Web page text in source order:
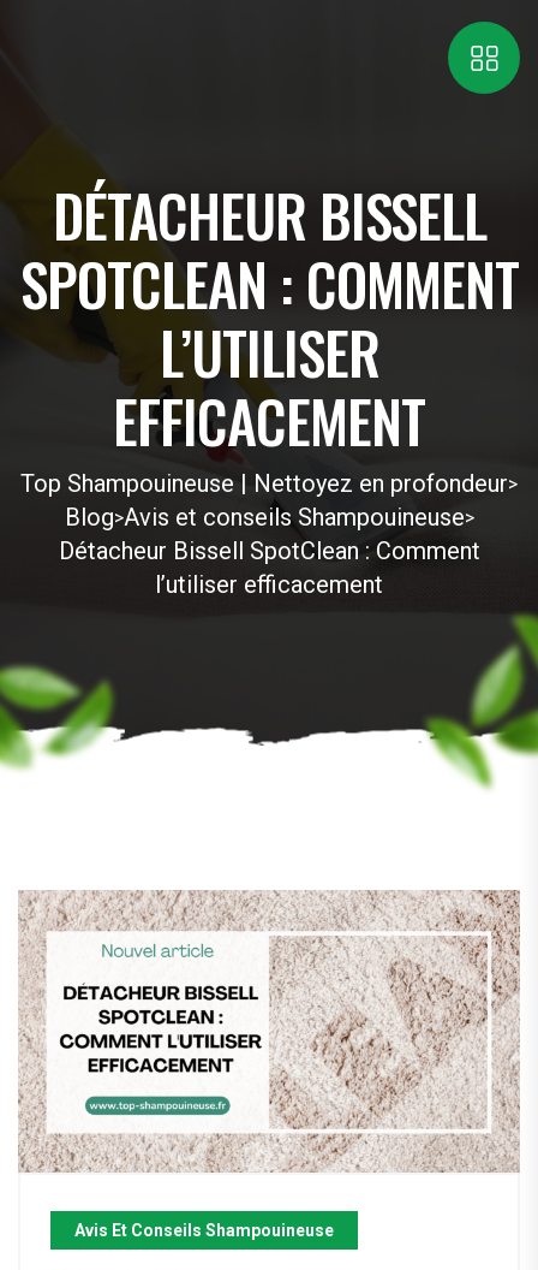
DÉTACHEUR BISSELL
SPOTCLEAN : COMMENT
L’UTILISER
EFFICACEMENT
Top Shampouineuse | Nettoyez en profondeur>
Blog>Avis et conseils Shampouineuse>
Détacheur Bissell SpotClean : Comment
l’utiliser efficacement
Avis Et Conseils Shampouineuse